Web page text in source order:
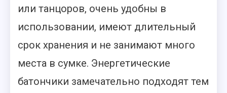
или танцоров, очень удобны в
использовании, имеют длительный
срок хранения и не занимают много
места в сумке. Энергетические
батончики замечательно подходят тем